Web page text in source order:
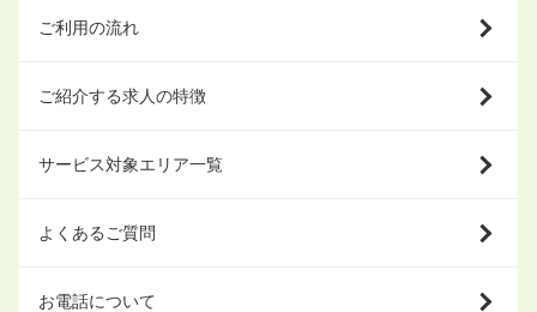
ご利用の流れ
ご紹介する求人の特徴
サービス対象エリア一覧
よくあるご質問
お電話について